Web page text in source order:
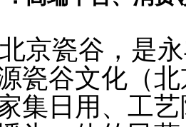
京瓷谷，是
瓷谷文化（
集日用、工